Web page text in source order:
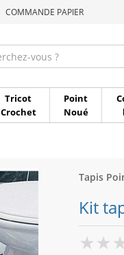
COMMANDE PAPIER
Tricot
Crochet
Point
Noué
Tapis
Kit